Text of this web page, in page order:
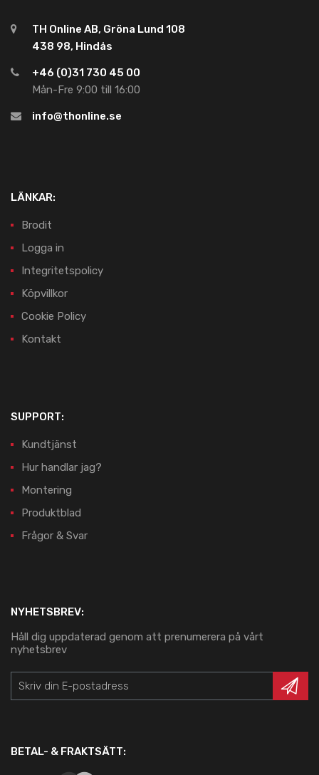
TH Online AB, Gröna Lund 108
438 98, Hindås
+46 (0)31 730 45 00
Mån-Fre 9:00 till 16:00
info@thonline.se
LÄNKAR:
Brodit
Logga in
Integritetspolicy
Köpvillkor
Cookie Policy
Kontakt
SUPPORT:
Kundtjänst
Hur handlar jag?
Montering
Produktblad
Frågor & Svar
NYHETSBREV:
Håll dig uppdaterad genom att prenumerera på vårt
nyhetsbrev
BETAL- & FRAKTSÄTT: